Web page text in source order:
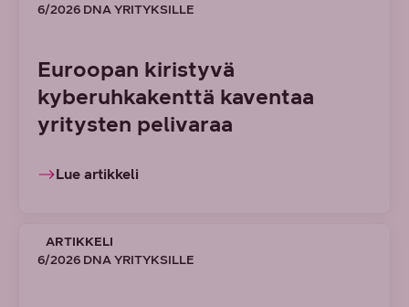
6/2026 DNA YRITYKSILLE
Euroopan kiristyvä
kyberuhkakenttä kaventaa
yritysten pelivaraa
Lue artikkeli
ARTIKKELI
6/2026 DNA YRITYKSILLE